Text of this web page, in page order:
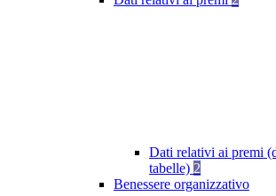
Dati relativi ai premi
tabelle) 2
Benessere organizzativo